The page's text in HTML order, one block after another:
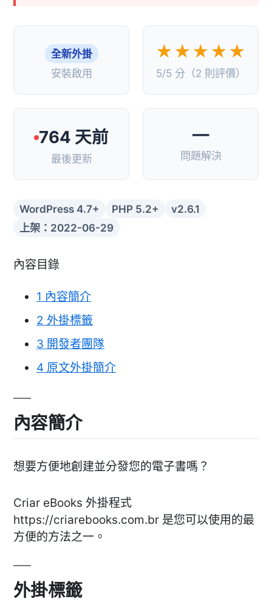
全新外掛
安裝啟用
★★★★★
5/5 分（2 則評價）
764 天前
最後更新
—
問題解決
WordPress 4.7+ PHP 5.2+
v2.6.1
上架：2022-06-29
內容目錄
1 內容簡介
2 外掛標籤
3 開發者團隊
4 原文外掛簡介
內容簡介
想要方便地創建並分發您的電子書嗎？
Criar eBooks 外掛程式
https://criarebooks.com.br 是您可以使用的最
方便的方法之一。
外掛標籤